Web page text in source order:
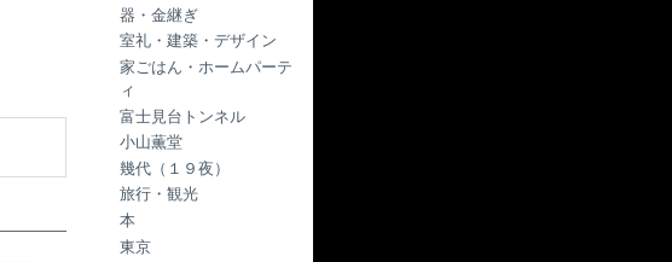
器・金継ぎ
室礼・建築・デザイン
家ごはん・ホームパーテ
ィ
富士見台トンネル
小山薫堂
幾代（１９夜）
旅行・観光
本
東京